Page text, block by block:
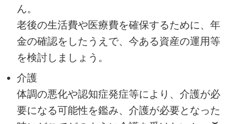
ん。
老後の生活費や医療費を確保するために、年
金の確認をしたうえで、今ある資産の運用等
を検討しましょう。
介護
体調の悪化や認知症発症等により、介護が必
要になる可能性を鑑み、介護が必要となった